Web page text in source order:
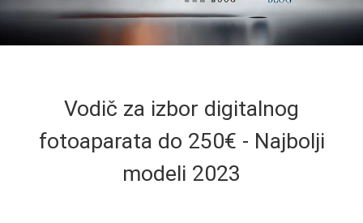
Vodič za izbor digitalnog
fotoaparata do 250€ - Najbolji
modeli 2023